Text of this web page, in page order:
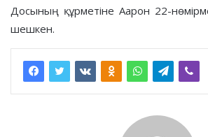
Досының құрметіне Аарон 22-
шешкен.